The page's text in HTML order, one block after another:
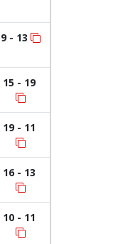
9 - 13
15 - 19
19 - 11
16 - 13
10 - 11